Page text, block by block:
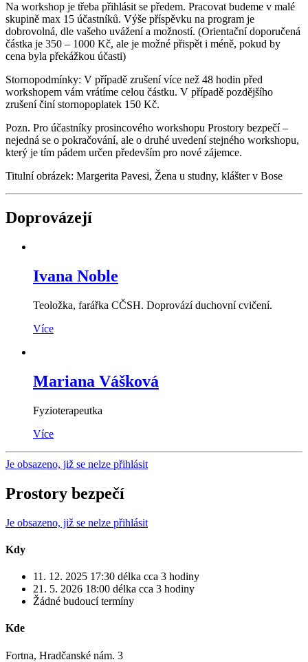
Na workshop je třeba přihlásit se předem. Pracovat budeme v malé
skupině max 15 účastníků. Výše příspěvku na program je
dobrovolná, dle vašeho uvážení a možností. (Orientační doporučená
částka je 350 – 1000 Kč, ale je možné přispět i méně, pokud by
cena byla překážkou účasti)
Stornopodmínky: V případě zrušení více než 48 hodin před
workshopem vám vrátíme celou částku. V případě pozdějšího
zrušení činí stornopoplatek 150 Kč.
Pozn. Pro účastníky prosincového workshopu Prostory bezpečí –
nejedná se o pokračování, ale o druhé uvedení stejného workshopu,
který je tím pádem určen především pro nové zájemce.
Titulní obrázek: Margerita Pavesi, Žena u studny, klášter v Bose
Doprovázejí
Ivana Noble
Teoložka, farářka CČSH. Doprovází duchovní cvičení.
Více
Mariana Vášková
Fyzioterapeutka
Více
Je obsazeno, již se nelze přihlásit
Prostory bezpečí
Je obsazeno, již se nelze přihlásit
Kdy
11. 12. 2025 17:30 délka cca 3 hodiny
21. 5. 2026 18:00 délka cca 3 hodiny
Žádné budoucí termíny
Kde
Fortna, Hradčanské nám. 3